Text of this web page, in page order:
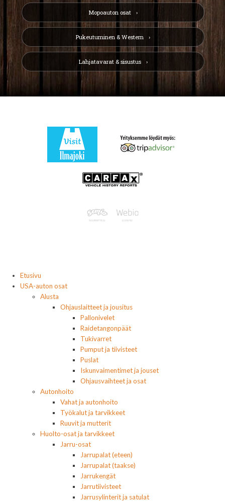
Mopoauton osat
Pukeutuminen & Western
Lahjatavarat & sisustus
Etusivu
USA-auton osat
Alusta
Ohjauslaitteet ja jousitus
Pallonivelet
Raidetangonpäät
Tukivarret
Pumput ja tiivisteet
Puslat
Iskunvaimentimet ja jouset
Ohjausvaihteet ja osat
Autonhoito
Vahat ja autonhoito
Työkalut ja tarvikkeet
Ruuvit ja mutterit
Huolto-osat ja tarvikkeet
Jarru-osat
Jarrupalat (eteen)
Jarrupalat (taakse)
Jarrukengät
Jarrutiivisteet
Jarrusylinterit ja satulat